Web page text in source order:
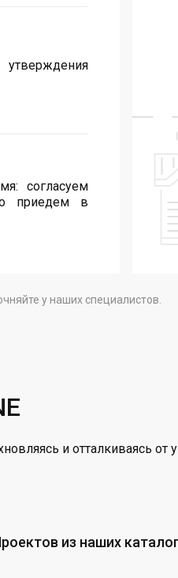
согласуем
приедем в
у наших специалистов.
и отталкиваясь
из наших